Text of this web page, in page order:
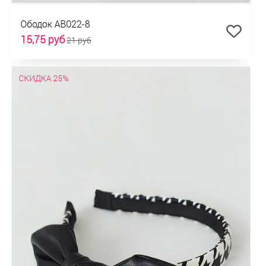
Ободок AB022-8
15,75 руб21 руб
СКИДКА 25%